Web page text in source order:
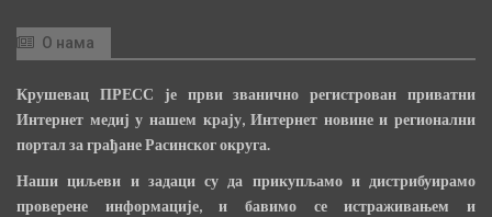
О нама
Крушевац ПРЕСС је први званично регистрован приватни
Интернет медиј у нашем крају, Интернет новине и регионални
портал за грађане Расинског округа.
Наши циљеви и задаци су да прикупљамо и дистрибуирамо
проверене информације, и бавимо се истраживањем и